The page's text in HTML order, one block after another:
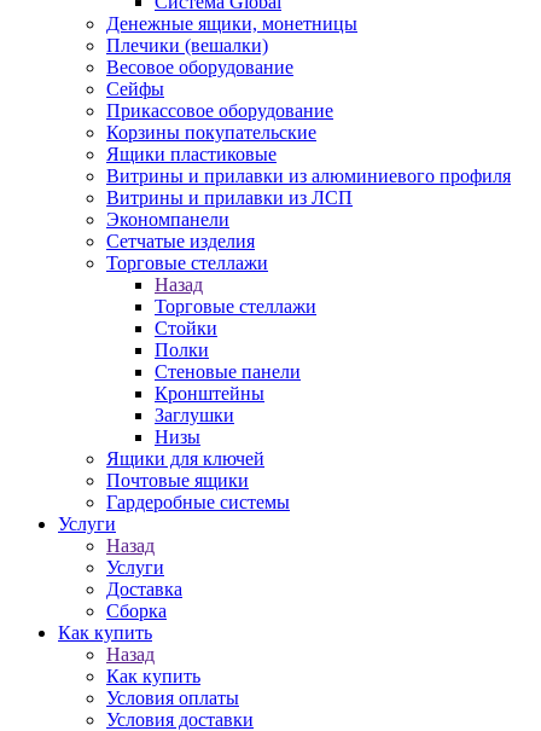
Денежные ящики, монетницы
Плечики (вешалки)
Весовое оборудование
Сейфы
Прикассовое оборудование
Корзины покупательские
Ящики пластиковые
Витрины и прилавки из алюминиевого профиля
Витрины и прилавки из ЛСП
Экономпанели
Сетчатые изделия
Торговые стеллажи
Назад
Торговые стеллажи
Стойки
Полки
Стеновые панели
Кронштейны
Заглушки
Низы
Ящики для ключей
Почтовые ящики
Гардеробные системы
Услуги
Назад
Услуги
Доставка
Сборка
Как купить
Назад
Как купить
Условия оплаты
Условия доставки